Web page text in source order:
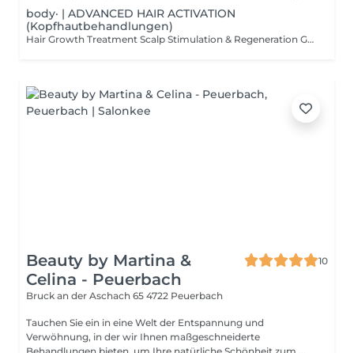
body· | ADVANCED HAIR ACTIVATION
(Kopfhautbehandlungen)
Hair Growth Treatment Scalp Stimulation & Regeneration Gezielte Kopfhautbehandlungen können einen wichtigen Beitrag zu kräftigerem, vitalerem Haar leisten. Dieses Hair Growth Treatment kombiniert ausgewählte Wirkstoffformeln mit Microneedling-Technologie, um die Kopfhaut zu stimulieren, die Mikrozirkulation zu aktivieren und die natürlichen Voraussetzungen für gesundes Haarwachstum zu unterstützen. Durch die feinen Mikroimpulse werden hochspezifische Wirkstoffe gezielt in die Kopfhaut eingearbeitet. Dadurch kann die Versorgung der Haarwurzeln verbessert und die Kopfhaut in ihrer Regeneration unterstützt werden ideal bei dünner werdendem Haar oder nachlassender Haardichte. Ablauf der Behandlung Vorbereitung und Reinigung der Kopfhaut Einarbeitung der Wirkstoffe mittels Microneedling beruhigende Abschlusspflege Wirkung & Vorteile gezielte Stimulation der Kopfhaut Unterstützung der Haarwurzelaktivität Förderung der Mikrozirkulation Unterstützung eines gesunden Haarwachstums Stärkung der Kopfhautbalance Ergebnis Eine aktivierte, gepflegte Kopfhaut und optimale Voraussetzungen für kräftigeres, gesünder wirkendes Haar.
Beauty by Martina &
Celina - Peuerbach
10
Bruck an der Aschach 65 4722 Peuerbach
Tauchen Sie ein in eine Welt der Entspannung und
Verwöhnung, in der wir Ihnen maßgeschneiderte